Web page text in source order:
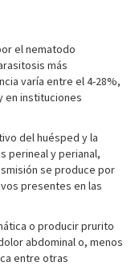
el nematodo
más
varía entre el 4-28%,
en instituciones
del huésped y la
perineal y perianal,
se produce por
presentes en las
o producir prurito
abdominal o, menos
entre otras